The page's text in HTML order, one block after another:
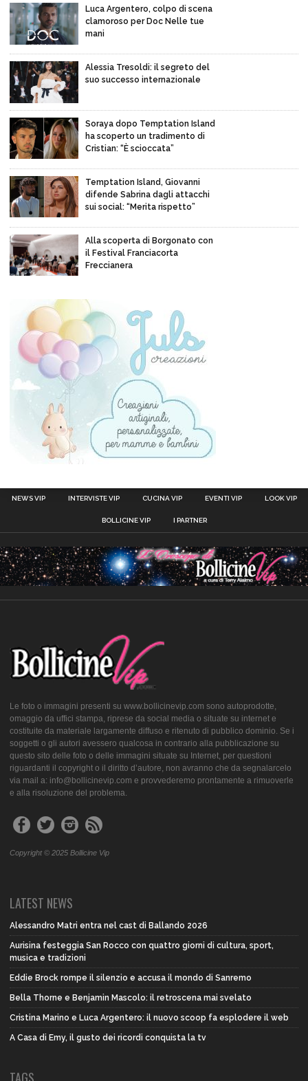
Luca Argentero, colpo di scena
clamoroso per Doc Nelle tue
mani
Alessia Tresoldi: il segreto del
suo successo internazionale
Soraya dopo Temptation Island
ha scoperto un tradimento di
Cristian: “È scioccata”
Temptation Island, Giovanni
difende Sabrina dagli attacchi
sui social: “Merita rispetto”
Alla scoperta di Borgonato con
il Festival Franciacorta
Freccianera
NEWS VIP INTERVISTE VIP CUCINA VIP EVENTI VIP LOOK VIP
BOLLICINE VIP I PARTNER
Le foto o immagini presenti su www.bollicinevip.com sono autoprodotte,
omaggio da uffici stampa, riprese da social media o situate su internet e
costituite da materiale largamente diffuso e ritenuto di pubblico dominio. Se i
soggetti o gli autori avessero qualcosa in contrario alla pubblicazione su
questo sito delle foto o delle immagini situate su Internet, per questioni
riguardanti il copyright o il diritto d’autore, non avranno che da segnalarcelo
via mail a: info@bollicinevip.com e provvederemo prontamente a rimuoverle
e alla risoluzione del problema.
Copyright © 2025 Bollicine Vip
LATEST NEWS
Alessandro Matri entra nel cast di Ballando 2026
Aurisina festeggia San Rocco con quattro giorni di cultura, sport,
musica e tradizioni
Eddie Brock rompe il silenzio e accusa il mondo di Sanremo
Bella Thorne e Benjamin Mascolo: il retroscena mai svelato
Cristina Marino e Luca Argentero: il nuovo scoop fa esplodere il web
A Casa di Emy, il gusto dei ricordi conquista la tv